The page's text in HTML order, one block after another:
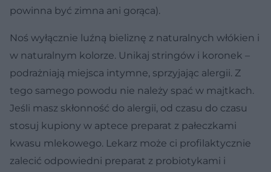
powinna być zimna ani gorąca).
Noś wyłącznie luźną bieliznę z naturalnych włókien i
w naturalnym kolorze. Unikaj stringów i koronek –
podrażniają miejsca intymne, sprzyjając alergii. Z
tego samego powodu nie należy spać w majtkach.
Jeśli masz skłonność do alergii, od czasu do czasu
stosuj kupiony w aptece preparat z pałeczkami
kwasu mlekowego. Lekarz może ci profilaktycznie
zalecić odpowiedni preparat z probiotykami i